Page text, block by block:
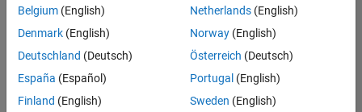
Belgium (English)
Denmark (English)
Deutschland (Deutsch)
España (Español)
Finland (English)
Netherlands(English)
Norway(English)
Österreich (Deutsch)
Portugal (English)
Sweden (English)
Lutte anti-piratage
Contacts locaux
© 1994-2026 The MathWorks, Inc.